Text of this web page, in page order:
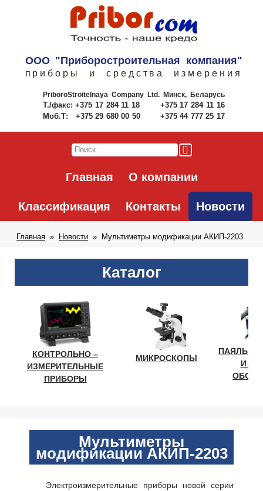
ООО "Приборостроительная компания"
приборы и средства измерения
PriboroStroitelnaya Company Ltd.Минск, Беларусь
Т./факс: +375 17 284 11 18
+375 17 284 11 16
Моб.Т:
+375 29 680 00 50 +375 44 777 25 17
Главная О компании
Классификация Контакты Новости
Главная Новости Мультиметры модификации АКИП-2203
Каталог
КОНТРОЛЬНО –
ИЗМЕРИТЕЛЬНЫЕ
ПРИБОРЫ
МИКРОСКОПЫ
И
Мультиметры
модификации АКИП-2203
Электроизмерительные приборы новой серии